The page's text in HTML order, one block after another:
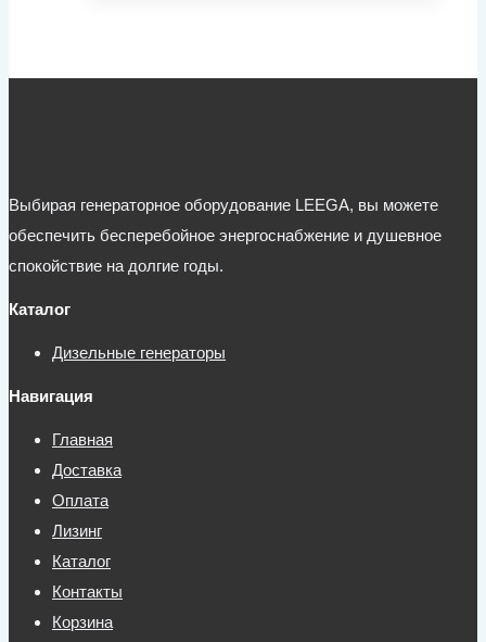
Выбирая генераторное оборудование LEEGA, вы можете
обеспечить бесперебойное энергоснабжение и душевное
спокойствие на долгие годы.
Каталог
Дизельные генераторы
Навигация
Главная
Доставка
Оплата
Лизинг
Каталог
Контакты
Корзина